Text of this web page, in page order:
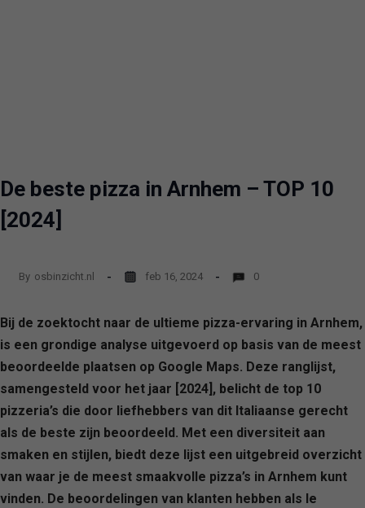
De beste pizza in Arnhem – TOP 10
[2024]
By osbinzicht.nl feb 16, 2024 0
Bij de zoektocht naar de ultieme pizza-ervaring in Arnhem,
is een grondige analyse uitgevoerd op basis van de meest
beoordeelde plaatsen op Google Maps. Deze ranglijst,
samengesteld voor het jaar [2024], belicht de top 10
pizzeria’s die door liefhebbers van dit Italiaanse gerecht
als de beste zijn beoordeeld. Met een diversiteit aan
smaken en stijlen, biedt deze lijst een uitgebreid overzicht
van waar je de meest smaakvolle pizza’s in Arnhem kunt
vinden. De beoordelingen van klanten hebben als le